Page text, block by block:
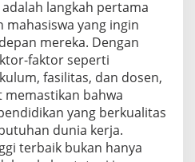
adalah langkah pertama
mahasiswa yang ingin
mereka. Dengan
faktor seperti
fasilitas, dan dosen,
memastikan bahwa
yang berkualitas
dunia kerja.
terbaik bukan hanya